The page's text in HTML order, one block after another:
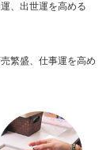
、出世運を高める
繁盛、仕事運を高め